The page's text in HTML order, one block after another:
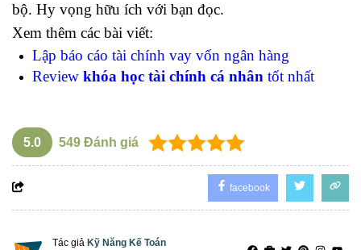
bộ. Hy vọng hữu ích với bạn đọc.
Xem thêm các bài viết:
Lập báo cáo tài chính vay vốn ngân hàng
Review khóa học tài chính cá nhân tốt nhất
5.0 549 Đánh giá
facebook
Tác giả Kỹ Năng Kế Toán